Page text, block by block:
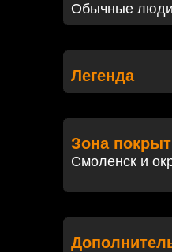
Обычные люди
Легенда
Зона
Смоленск и